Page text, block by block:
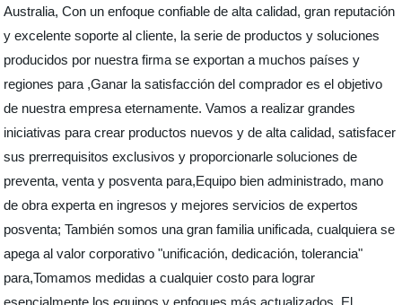
Australia, Con un enfoque confiable de alta calidad, gran reputación
y excelente soporte al cliente, la serie de productos y soluciones
producidos por nuestra firma se exportan a muchos países y
regiones para ,Ganar la satisfacción del comprador es el objetivo
de nuestra empresa eternamente. Vamos a realizar grandes
iniciativas para crear productos nuevos y de alta calidad, satisfacer
sus prerrequisitos exclusivos y proporcionarle soluciones de
preventa, venta y posventa para,Equipo bien administrado, mano
de obra experta en ingresos y mejores servicios de expertos
posventa; También somos una gran familia unificada, cualquiera se
apega al valor corporativo "unificación, dedicación, tolerancia"
para,Tomamos medidas a cualquier costo para lograr
esencialmente los equipos y enfoques más actualizados. El